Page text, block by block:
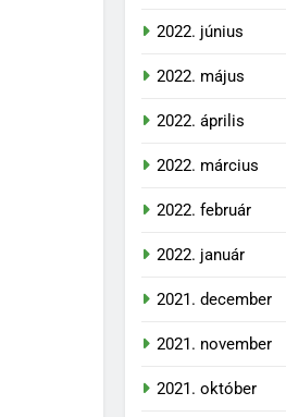
2022. június
2022. május
2022. április
2022. március
2022. február
2022. január
2021. december
2021. november
2021. október